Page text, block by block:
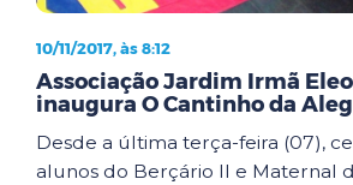
10/11/2017, às 8:12
Associação Jardim Irmã
inaugura O Cantinho da
Desde a última terça-feira (07),
alunos do Berçário II e Maternal